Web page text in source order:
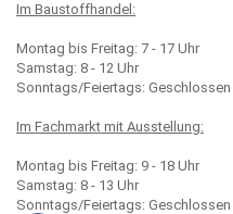
Im Baustoffhandel:
Montag bis Freitag: 7 - 17 Uhr
Samstag: 8 - 12 Uhr
Sonntags/Feiertags: Geschlossen
Im Fachmarkt mit Ausstellung:
Montag bis Freitag: 9 - 18 Uhr
Samstag: 8 - 13 Uhr
Sonntags/Feiertags: Geschlossen